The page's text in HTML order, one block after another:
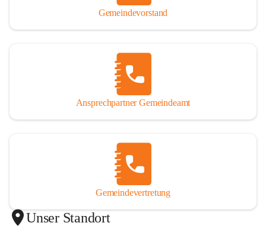
Gemeindevorstand
Ansprechpartner Gemeindeamt
Gemeindevertretung
Unser Standort